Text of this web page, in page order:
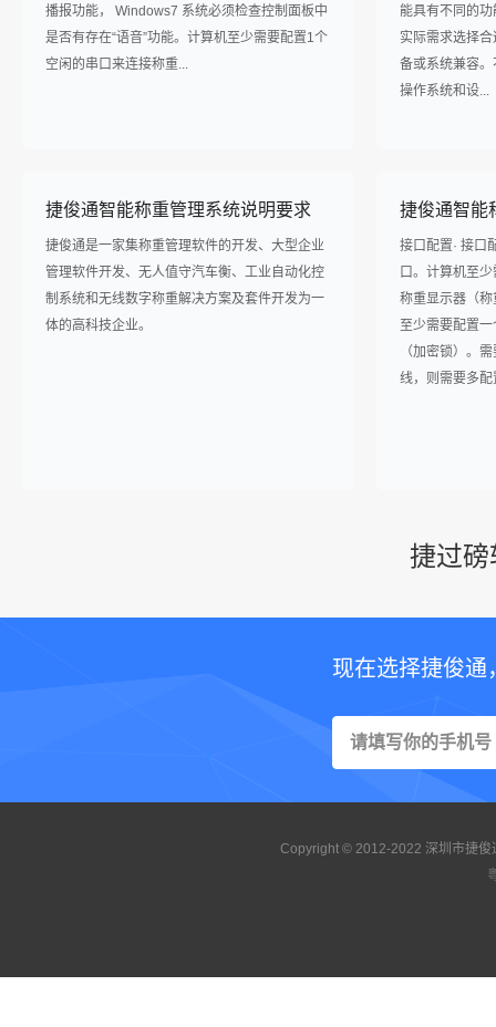
播报功能， Windows7 系统必须检查控制面板中
是否有存在“语音”功能。计算机至少需要配置1个
空闲的串口来连接称重...
能具有不同的
实际需求选择
备或系统兼容
操作系统和设...
捷俊通智能称重管理系统说明要求
捷俊通是一家集称重管理软件的开发、大型企业
管理软件开发、无人值守汽车衡、工业自动化控
制系统和无线数字称重解决方案及套件开发为一
体的高科技企业。
捷俊通智能
接口配置· 接口
口。计算机至
称重显示器（称
至少需要配置
（加密锁）。
线，则需要多
捷过
现在选择捷俊通
Copyright © 2012-2022 深圳市捷俊